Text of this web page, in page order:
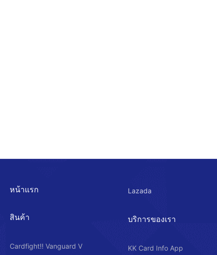
หน้าแรก
สินค้า
Cardfight!! Vanguard V
Lazada
บริการของเรา
KK Card Info App